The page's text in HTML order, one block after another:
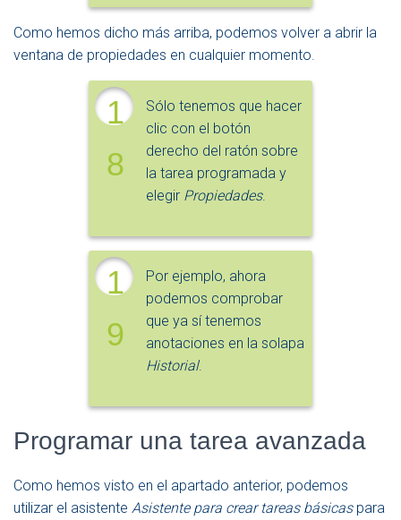
Como hemos dicho más arriba, podemos volver a abrir la
ventana de propiedades en cualquier momento.
1
8
Sólo tenemos que hacer
clic con el botón
derecho del ratón sobre
la tarea programada y
elegir Propiedades.
1
9
Por ejemplo, ahora
podemos comprobar
que ya sí tenemos
anotaciones en la solapa
Historial.
Programar una tarea avanzada
Como hemos visto en el apartado anterior, podemos
utilizar el asistente Asistente para crear tareas básicaspara